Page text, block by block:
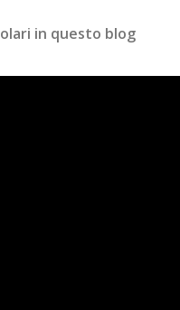
in questo blog